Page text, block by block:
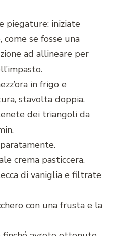
piegature: iniziate
come se fosse una
ad allineare per
in frigo e
stavolta doppia.
dei triangoli da
crema pasticcera.
di vaniglia e filtrate
con una frusta e la